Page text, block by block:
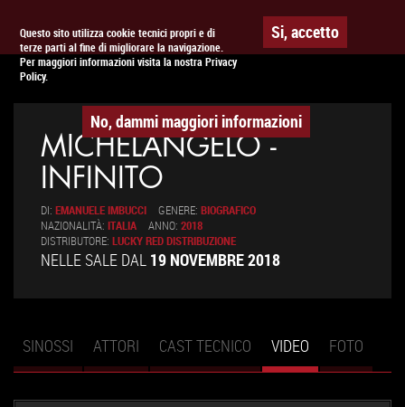
Questo sito utilizza cookie tecnici propri e di
terze parti al fine di migliorare la navigazione.
Per maggiori informazioni visita la nostra Privacy
Policy.
Si, accetto
No, dammi maggiori informazioni
APPUNTAMENTO AL CINEMA
MICHELANGELO -
INFINITO
DI: EMANUELE IMBUCCI GENERE: BIOGRAFICO
NAZIONALITÀ: ITALIA ANNO: 2018
DISTRIBUTORE: LUCKY RED DISTRIBUZIONE
NELLE SALE DAL 19 NOVEMBRE 2018
Schede primarie
SINOSSI ATTORI CAST TECNICO VIDEO (SCHEDA
ATTIVA)
FOTO